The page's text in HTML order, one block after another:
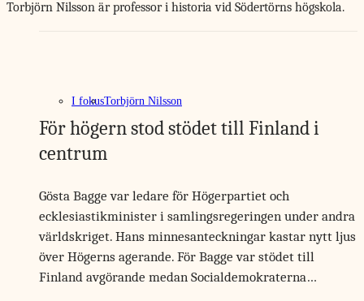
Torbjörn Nilsson är professor i historia vid Södertörns högskola.
I fokusTorbjörn Nilsson
För högern stod stödet till Finland i
centrum
Gösta Bagge var ledare för Högerpartiet och
ecklesiastikminister i samlingsregeringen under andra
världskriget. Hans minnesanteckningar kastar nytt ljus
över Högerns agerande. För Bagge var stödet till
Finland avgörande medan Socialdemokraterna…